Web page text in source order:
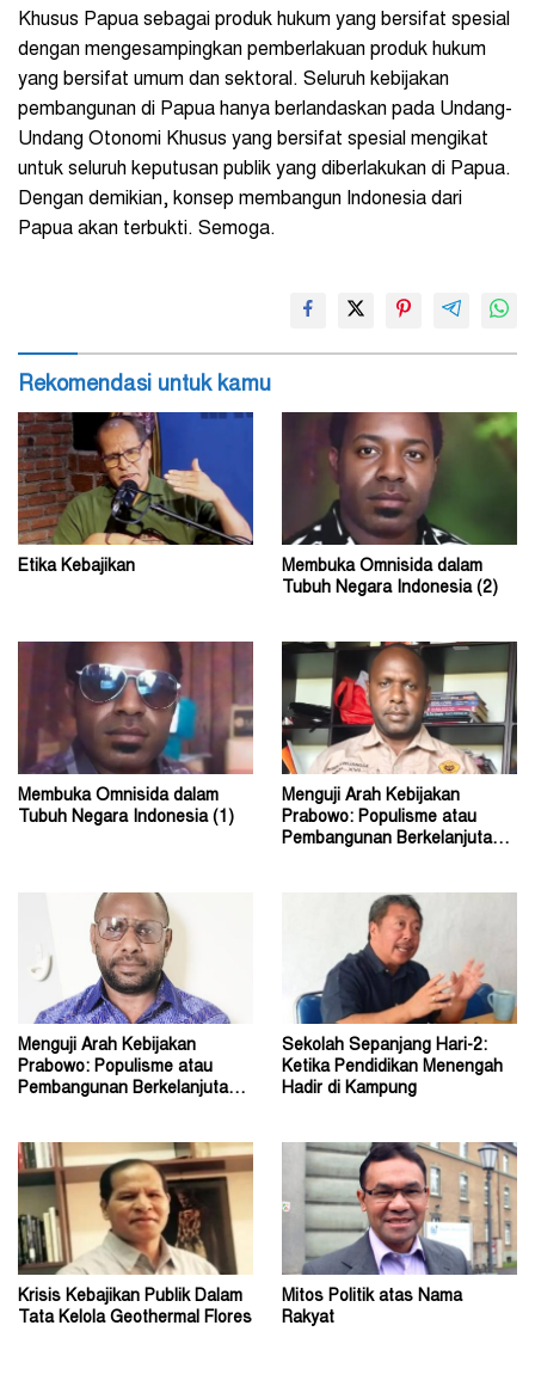
Khusus Papua sebagai produk hukum yang bersifat spesial
dengan mengesampingkan pemberlakuan produk hukum
yang bersifat umum dan sektoral. Seluruh kebijakan
pembangunan di Papua hanya berlandaskan pada Undang-
Undang Otonomi Khusus yang bersifat spesial mengikat
untuk seluruh keputusan publik yang diberlakukan di Papua.
Dengan demikian, konsep membangun Indonesia dari
Papua akan terbukti. Semoga.
Rekomendasi untuk kamu
Etika Kebajikan
Membuka Omnisida dalam
Tubuh Negara Indonesia (2)
Membuka Omnisida dalam
Tubuh Negara Indonesia (1)
Menguji Arah Kebijakan
Prabowo: Populisme atau
Pembangunan Berkelanjutan?
Menguji Arah Kebijakan
Prabowo: Populisme atau
Pembangunan Berkelanjutan?
Sekolah Sepanjang Hari-2:
Ketika Pendidikan Menengah
Hadir di Kampung
Krisis Kebajikan Publik Dalam
Tata Kelola Geothermal Flores
Mitos Politik atas Nama
Rakyat